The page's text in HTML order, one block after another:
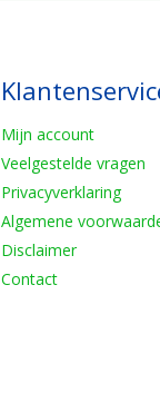
Mijn account
Veelgestelde vragen
Privacyverklaring
Algemene
Disclaimer
Contact